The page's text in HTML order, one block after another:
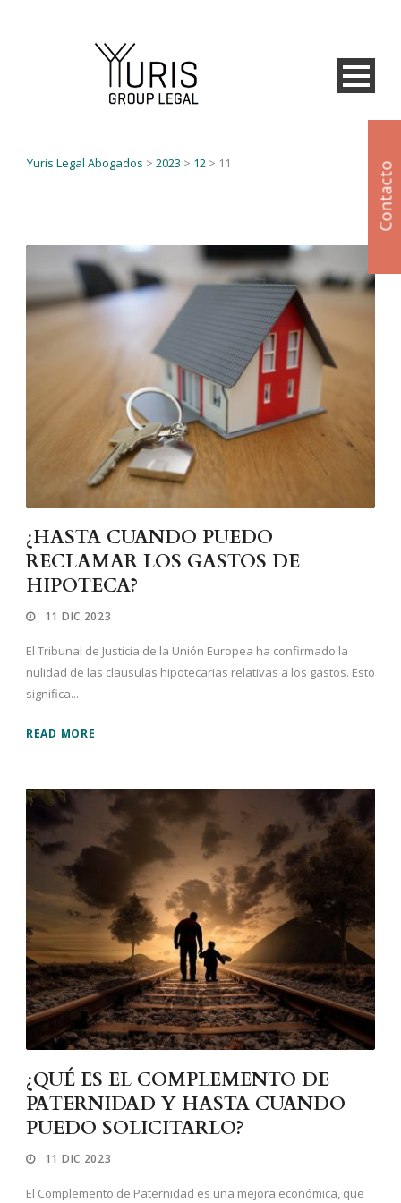
Yuris Legal Abogados > 2023 > 12 > 11
¿HASTA CUANDO PUEDO
RECLAMAR LOS GASTOS DE
HIPOTECA?
11 DIC 2023
El Tribunal de Justicia de la Unión Europea ha confirmado la
nulidad de las clausulas hipotecarias relativas a los gastos. Esto
significa...
READ MORE
¿QUÉ ES EL COMPLEMENTO DE
PATERNIDAD Y HASTA CUANDO
PUEDO SOLICITARLO?
11 DIC 2023
El Complemento de Paternidad es una mejora económica, que
Contacto